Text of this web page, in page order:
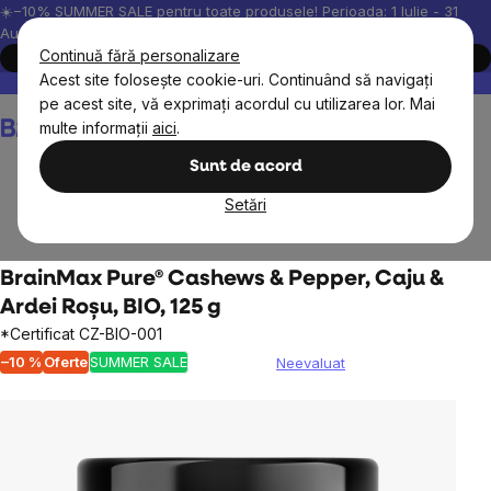
Continuă fără personalizare
Acest site folosește cookie-uri. Continuând să navigați
pe acest site, vă exprimați acordul cu utilizarea lor. Mai
multe informații aici.
Sunt de acord
Setări
Treci
la
conținut
☀️−10% SUMMER SALE pentru toate produsele! Perioada: 1 Iulie - 31
August, 2026.
Cumpără acum
Peste 200.000 de recenzii verificate
Produsele noastre sunt
Coş
de
BrainMax Pure® Cashews & Pepper, Caju &
Ardei Roșu, BIO, 125 g
*Certificat CZ-BIO-001
–10 % OferteSUMMER SALE
Evaluarea
este
Neevaluat